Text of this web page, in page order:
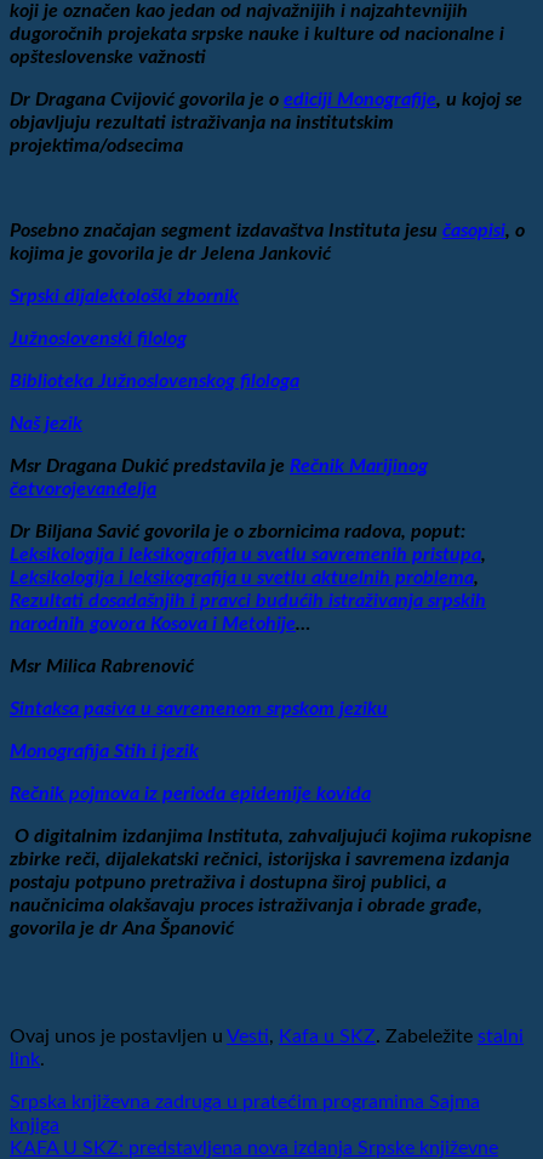
koji je označen kao jedan od najvažnijih i najzahtevnijih
dugoročnih projekata srpske nauke i kulture od nacionalne i
opšteslovenske važnosti
Dr Dragana Cvijović govorila je o ediciji Monografije, u kojoj se
objavljuju rezultati istraživanja na institutskim
projektima/odsecima
Posebno značajan segment izdavaštva Instituta jesu časopisi, o
kojima je govorila je dr Jelena Janković
Srpski dijalektološki zbornik
Južnoslovenski filolog
Biblioteka Južnoslovenskog filologa
Naš jezik
Msr Dragana Dukić predstavila je Rečnik Marijinog
četvorojevanđelja
Dr Biljana Savić govorila je o zbornicima radova, poput:
Leksikologija i leksikografija u svetlu savremenih pristupa,
Leksikologija i leksikografija u svetlu aktuelnih problema,
Rezultati dosadašnjih i pravci budućih istraživanja srpskih
narodnih govora Kosova i Metohije…
Msr Milica Rabrenović
Sintaksa pasiva u savremenom srpskom jeziku
Monografija Stih i jezik
Rečnik pojmova iz perioda epidemije kovida
O digitalnim izdanjima Instituta, zahvaljujući kojima rukopisne
zbirke reči, dijalekatski rečnici, istorijska i savremena izdanja
postaju potpuno pretraživa i dostupna široj publici, a
naučnicima olakšavaju proces istraživanja i obrade građe,
govorila je dr Ana Španović
Ovaj unos je postavljen u Vesti, Kafa u SKZ. Zabeležite stalni
link.
Srpska književna zadruga u pratećim programima Sajma
knjiga
KAFA U SKZ: predstavljena nova izdanja Srpske književne